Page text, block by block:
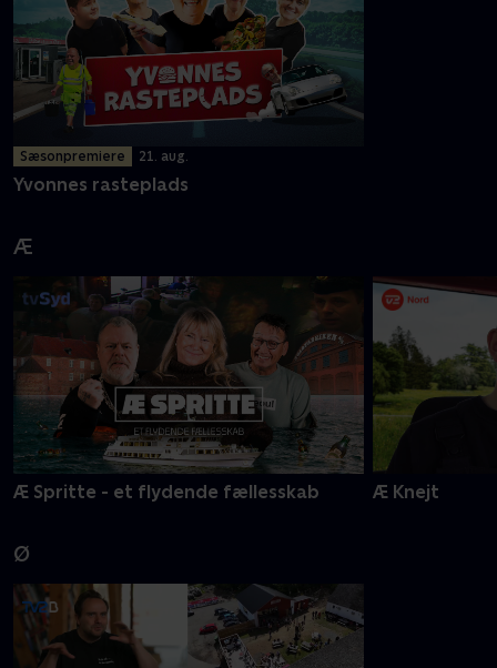
Sæsonpremiere 21. aug.
Yvonnes rasteplads
Æ
Æ Spritte - et flydende fællesskab Æ Knejt
Ø